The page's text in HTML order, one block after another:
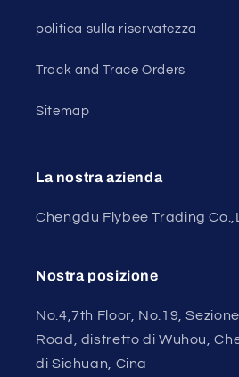
politica sulla riservatezza
Track and Trace Orders
Sitemap
La nostra azienda
Chengdu Flybee Trading
Nostra posizione
No.4,7th Floor, No.19,
Road, distretto di Wuhou,
di Sichuan, Cina